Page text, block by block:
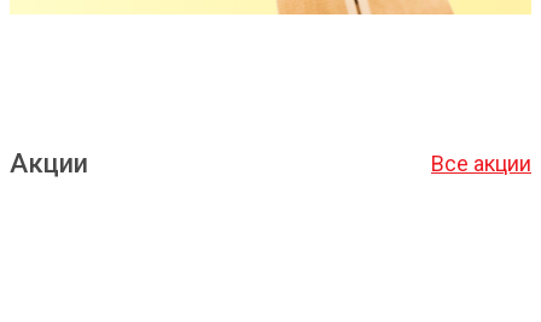
Акции Все акции